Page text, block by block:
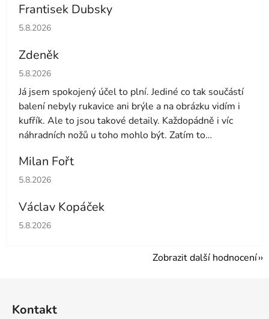
Frantisek Dubsky
Hodnocení obchodu je 5 z 5 hvězdiček.
5.8.2026
Zdeněk
Hodnocení obchodu je 4 z 5 hvězdiček.
5.8.2026
Já jsem spokojený účel to plní. Jediné co tak součástí
balení nebyly rukavice ani brýle a na obrázku vidím i
kufřík. Ale to jsou takové detaily. Každopádně i víc
náhradních nožů u toho mohlo být. Zatím to
Milan Fořt
Hodnocení obchodu je 5 z 5 hvězdiček.
5.8.2026
Václav Kopáček
Hodnocení obchodu je 5 z 5 hvězdiček.
5.8.2026
Zobrazit další hodnocení
Kontakt